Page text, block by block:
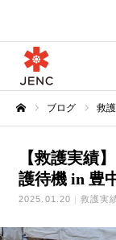
ブログ 救
【救護実績
護待機 in 豊
2025.01.20 救護実